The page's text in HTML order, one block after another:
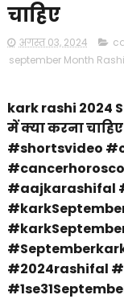
चाहिए
अगस्त 03, 2024
september Month
kark rashi 2024
में क्या करना
#shortsvideo
#aajkarashifal
#2024rashifal